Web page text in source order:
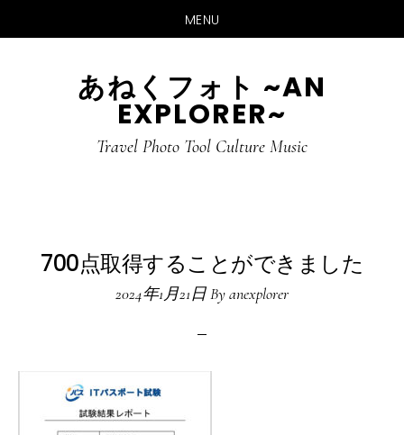
MENU
あねくフォト ~AN
EXPLORER~
Travel Photo Tool Culture Music
700点取得することができました
2024年1月21日Byanexplorer